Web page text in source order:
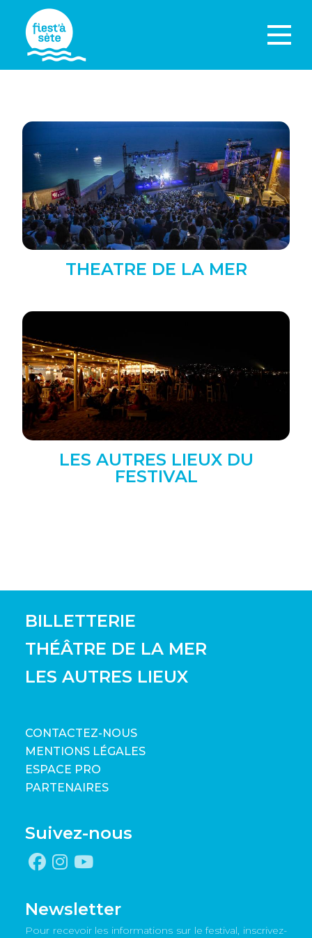
THEATRE DE LA MER
LES AUTRES LIEUX DU
FESTIVAL
BILLETTERIE
THÉÂTRE DE LA MER
LES AUTRES LIEUX
CONTACTEZ-NOUS
MENTIONS LÉGALES
ESPACE PRO
PARTENAIRES
Suivez-nous
Newsletter
Pour recevoir les informations sur le festival, inscrivez-